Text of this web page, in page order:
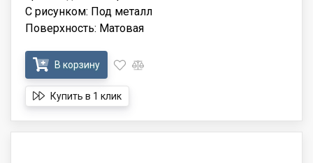
С рисунком: Под металл
Поверхность: Матовая
В корзину
Купить в 1 клик